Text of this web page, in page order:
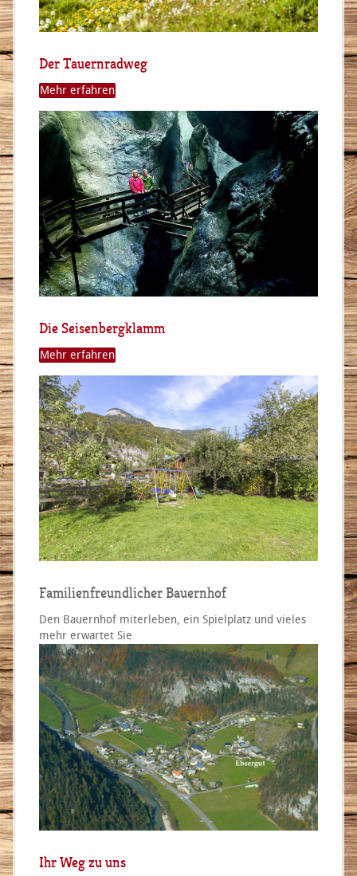
Der Tauernradweg
Mehr erfahren
Die Seisenbergklamm
Mehr erfahren
Familienfreundlicher Bauernhof
Den Bauernhof miterleben, ein Spielplatz und vieles
mehr erwartet Sie
Ihr Weg zu uns